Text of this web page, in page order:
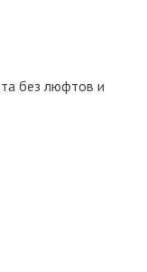
без люфтов и